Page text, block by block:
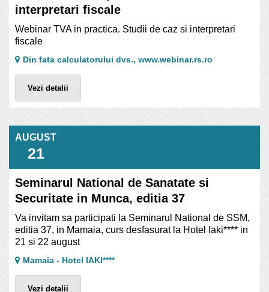
interpretari fiscale
Webinar TVA in practica. Studii de caz si interpretari
fiscale
Din fata calculatorului dvs., www.webinar.rs.ro
Vezi detalii
AUGUST
21
Seminarul National de Sanatate si
Securitate in Munca, editia 37
Va invitam sa participati la Seminarul National de SSM,
editia 37, in Mamaia, curs desfasurat la Hotel Iaki**** in
21 si 22 august
Mamaia - Hotel IAKI****
Vezi detalii